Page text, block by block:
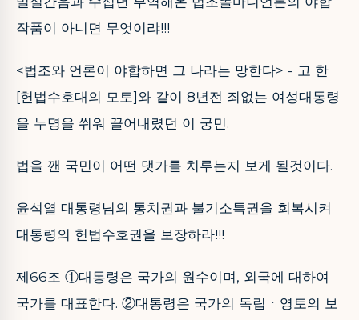
작품이 아니면 무엇이랴!!!
<법조와 언론이 야합하면 그 나라는 망한다> - 고 한
[헌법수호대의 모토]와 같이 8년전 죄없는 여성대통령
을 누명을 쒸워 끌어내렸던 이 궁민.
법을 깬 국민이 어떤 댓가를 치루는지 보게 될것이다.
윤석열 대통령님의 통치권과 불기소특권을 회복시켜
대통령의 헌법수호권을 보장하라!!!
제66조 ①대통령은 국가의 원수이며, 외국에 대하여
국가를 대표한다. ②대통령은 국가의 독립ㆍ영토의 보